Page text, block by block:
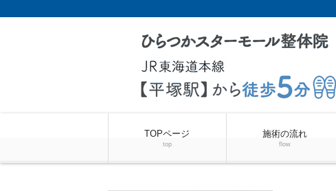
TOPページ
top
施術の流れ
flow